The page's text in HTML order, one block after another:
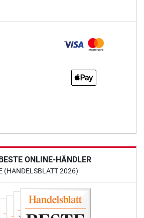
ONLINE-HÄNDLER
(HANDELSBLATT 2026)